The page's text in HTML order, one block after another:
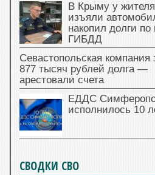
В Крыму у
изъяли
накопил долги
ГИБДД
Севастопольская компания
877 тысяч рублей долга —
арестовали счета
ЕДДС
исполнилось 10
СВОДКИ СВО